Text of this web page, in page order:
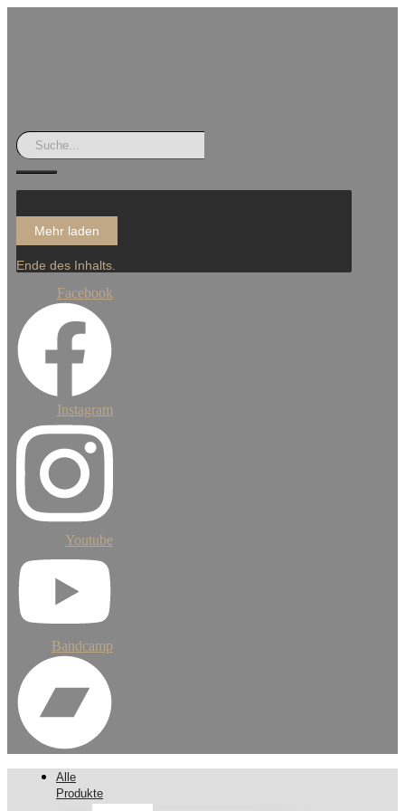
Mehr laden
Ende des Inhalts.
Facebook
Instagram
Youtube
Bandcamp
Alle
Produkte